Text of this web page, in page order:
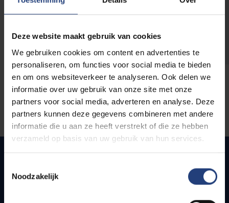
Deze website maakt gebruik van cookies
We gebruiken cookies om content en advertenties te
personaliseren, om functies voor social media te bieden
en om ons websiteverkeer te analyseren. Ook delen we
informatie over uw gebruik van onze site met onze
partners voor social media, adverteren en analyse. Deze
partners kunnen deze gegevens combineren met andere
informatie die u aan ze heeft verstrekt of die ze hebben
verzameld op basis van uw gebruik van hun services.
Noodzakelijk
Snel naar